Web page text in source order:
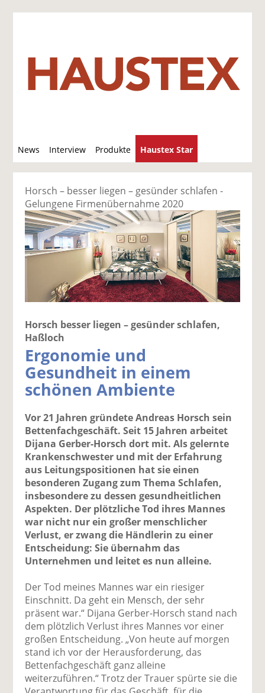
News Interview Produkte Haustex Star
u
c
Horsch – besser liegen – gesünder schlafen -
Gelungene Firmenübernahme 2020
Horsch besser liegen – gesünder schlafen,
Haßloch
Ergonomie und
Gesundheit in einem
schönen Ambiente
Vor 21 Jahren gründete Andreas Horsch sein
Bettenfachgeschäft. Seit 15 Jahren arbeitet
Dijana Gerber-Horsch dort mit. Als gelernte
Krankenschwester und mit der Erfahrung
aus Leitungspositionen hat sie einen
besonderen Zugang zum Thema Schlafen,
insbesondere zu dessen gesundheitlichen
Aspekten. Der plötzliche Tod ihres Mannes
war nicht nur ein großer menschlicher
Verlust, er zwang die Händlerin zu einer
Entscheidung: Sie übernahm das
Unternehmen und leitet es nun alleine.
Der Tod meines Mannes war ein riesiger
Einschnitt. Da geht ein Mensch, der sehr
präsent war.“ Dijana Gerber-Horsch stand nach
dem plötzlich Verlust ihres Mannes vor einer
großen Entscheidung. „Von heute auf morgen
stand ich vor der Herausforderung, das
Bettenfachgeschäft ganz alleine
weiterzuführen.“ Trotz der Trauer spürte sie die